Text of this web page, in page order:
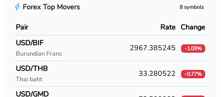
USD/CDF
USD/CHF
USD/CLF
USD/CLP
Forex Top Movers 8 symbols
Pair Rate Change
USD/BIF
Burundian Franc
2967.385245 -1.09%
USD/THB
Thai baht
33.280522 -0.77%
USD/GMD